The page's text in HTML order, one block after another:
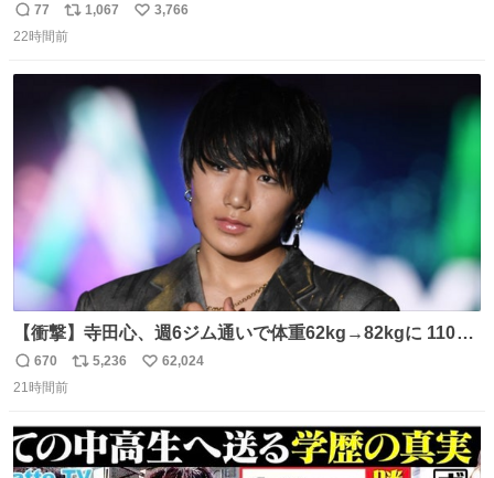
返
信
77
リ
ポ
ト
数
1,067
い
3,766
22時間前
【衝撃】寺田心、週6ジム通いで体重62kg→82kgに 110kg
のベンチプレス持ち上げる姿披露
news.livedoor.com/article/detail… 元々自重のみだった
のためおにぎり10個、ゼリー飲料3～4本、パスタと毎日4
千kcalオーバーの食事を摂取し、増量したという。
返
信
670
リ
ト
数
5,236
い
数
62,024
21時間前